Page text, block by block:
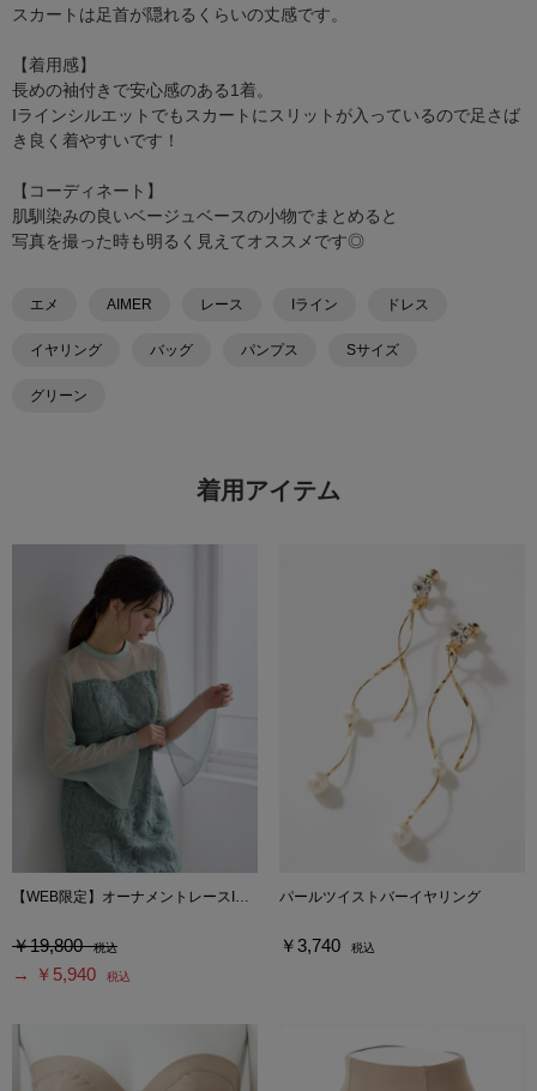
スカートは足首が隠れるくらいの丈感です。
【着用感】
長めの袖付きで安心感のある1着。
Iラインシルエットでもスカートにスリットが入っているので足さば
き良く着やすいです！
【コーディネート】
肌馴染みの良いベージュベースの小物でまとめると
写真を撮った時も明るく見えてオススメです◎
エメ AIMER レース Iライン ドレス
イヤリング バッグ パンプス Sサイズ
グリーン
着用アイテム
￥19,800 税込
→ ￥5,940 税込
パールツイストバーイヤリング
￥3,740 税込